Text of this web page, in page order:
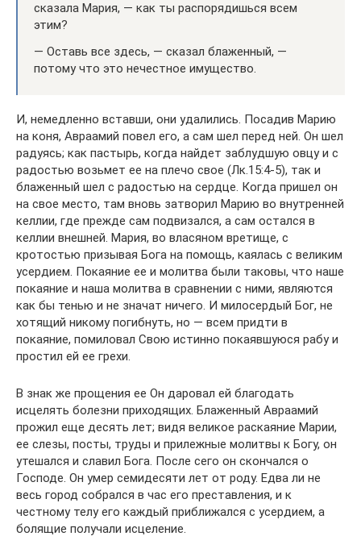
сказала Мария, — как ты распорядишься всем
этим?
— Оставь все здесь, — сказал блаженный, —
потому что это нечестное имущество.
И, немедленно вставши, они удалились. Посадив Марию
на коня, Авраамий повел его, а сам шел перед ней. Он шел
радуясь; как пастырь, когда найдет заблудшую овцу и с
радостью возьмет ее на плечо свое (Лк.15:4-5), так и
блаженный шел с радостью на сердце. Когда пришел он
на свое место, там вновь затворил Марию во внутренней
келлии, где прежде сам подвизался, а сам остался в
келлии внешней. Мария, во власяном вретище, с
кротостью призывая Бога на помощь, каялась с великим
усердием. Покаяние ее и молитва были таковы, что наше
покаяние и наша молитва в сравнении с ними, являются
как бы тенью и не значат ничего. И милосердый Бог, не
хотящий никому погибнуть, но — всем придти в
покаяние, помиловал Свою истинно покаявшуюся рабу и
простил ей ее грехи.
В знак же прощения ее Он даровал ей благодать
исцелять болезни приходящих. Блаженный Авраамий
прожил еще десять лет; видя великое раскаяние Марии,
ее слезы, посты, труды и прилежные молитвы к Богу, он
утешался и славил Бога. После сего он скончался о
Господе. Он умер семидесяти лет от роду. Едва ли не
весь город собрался в час его преставления, и к
честному телу его каждый приближался с усердием, а
болящие получали исцеление.